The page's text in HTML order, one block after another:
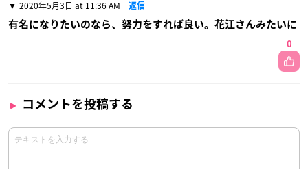
2020年5月3日 at 11:36 AM 返信
有名になりたいのなら、努力をすれば良い。花江さんみたいに
0
コメントを投稿する